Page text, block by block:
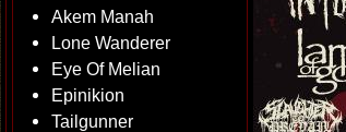
Akem Manah
Lone Wanderer
Eye Of Melian
Epinikion
Tailgunner